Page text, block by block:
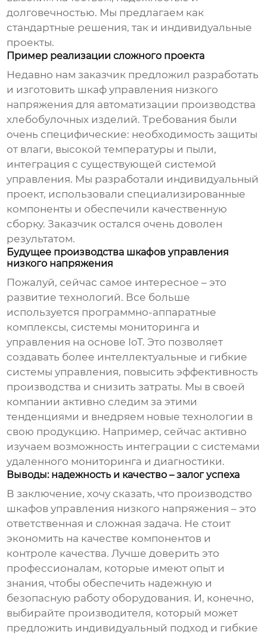
долговечностью. Мы предлагаем как
стандартные решения, так и индивидуальные
проекты.
Пример реализации сложного проекта
Недавно нам заказчик предложил разработать
и изготовить шкаф управления низкого
напряжения для автоматизации производства
хлебобулочных изделий. Требования были
очень специфические: необходимость защиты
от влаги, высокой температуры и пыли,
интеграция с существующей системой
управления. Мы разработали индивидуальный
проект, использовали специализированные
компоненты и обеспечили качественную
сборку. Заказчик остался очень доволен
результатом.
Будущее производства шкафов управления
низкого напряжения
Пожалуй, сейчас самое интересное – это
развитие технологий. Все больше
используется программно-аппаратные
комплексы, системы мониторинга и
управления на основе IoT. Это позволяет
создавать более интеллектуальные и гибкие
системы управления, повысить эффективность
производства и снизить затраты. Мы в своей
компании активно следим за этими
тенденциями и внедряем новые технологии в
свою продукцию. Например, сейчас активно
изучаем возможность интеграции с системами
удаленного мониторинга и диагностики.
Выводы: надежность и качество – залог успеха
В заключение, хочу сказать, что производство
шкафов управления низкого напряжения – это
ответственная и сложная задача. Не стоит
экономить на качестве компонентов и
контроле качества. Лучше доверить это
профессионалам, которые имеют опыт и
знания, чтобы обеспечить надежную и
безопасную работу оборудования. И, конечно,
выбирайте производителя, который может
предложить индивидуальный подход и гибкие